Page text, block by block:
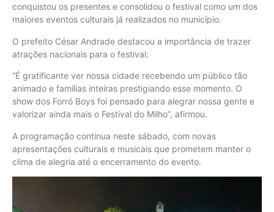
conquistou os presentes e consolidou o festival como um dos
maiores eventos culturais já realizados no município.
O prefeito César Andrade destacou a importância de trazer
atrações nacionais para o festival:
“É gratificante ver nossa cidade recebendo um público tão
animado e famílias inteiras prestigiando esse momento. O
show dos Forró Boys foi pensado para alegrar nossa gente e
valorizar ainda mais o Festival do Milho”, afirmou.
A programação continua neste sábado, com novas
apresentações culturais e musicais que prometem manter o
clima de alegria até o encerramento do evento.